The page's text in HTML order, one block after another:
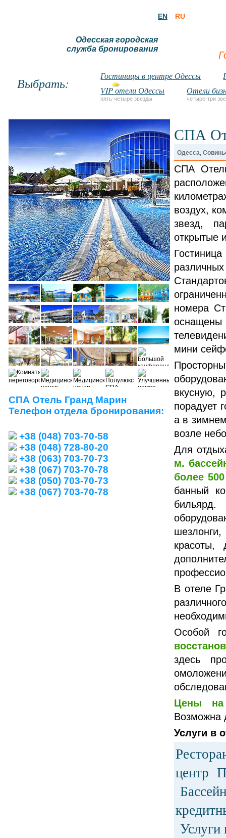
Одесская городская
служба бронирования
EN RU
Выбрать: Гостиницы в центре Одессы
VIP отели Одессы
пять-четыре звезды
Отели
четыре-три
СПА Отель Гранд Марин
Телефон отдела бронирования:
+38 (048) 703-70-58
+38 (048) 728-80-20
+38 (063) 703-70-73
+38 (067) 703-70-78
+38 (050) 703-70-73
+38 (067) 703-70-78
СПА
Одесса,
СПА
воздух,
звезд,
открытые
номера
мини
вкусную,
порадует
а в
возле
Для
м.
более
банный
красоты,
В отеле
Особой
здесь
Цены на
Возможна
Услуги в
центр